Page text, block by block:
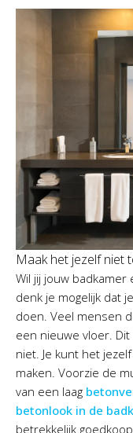
Maak het jezelf niet
Wil jij jouw badkamer
denk je mogelijk dat
doen. Veel mensen
een nieuwe vloer.
niet. Je kunt het
maken. Voorzie de
van een laag
betonlook in de
betrekkelijk